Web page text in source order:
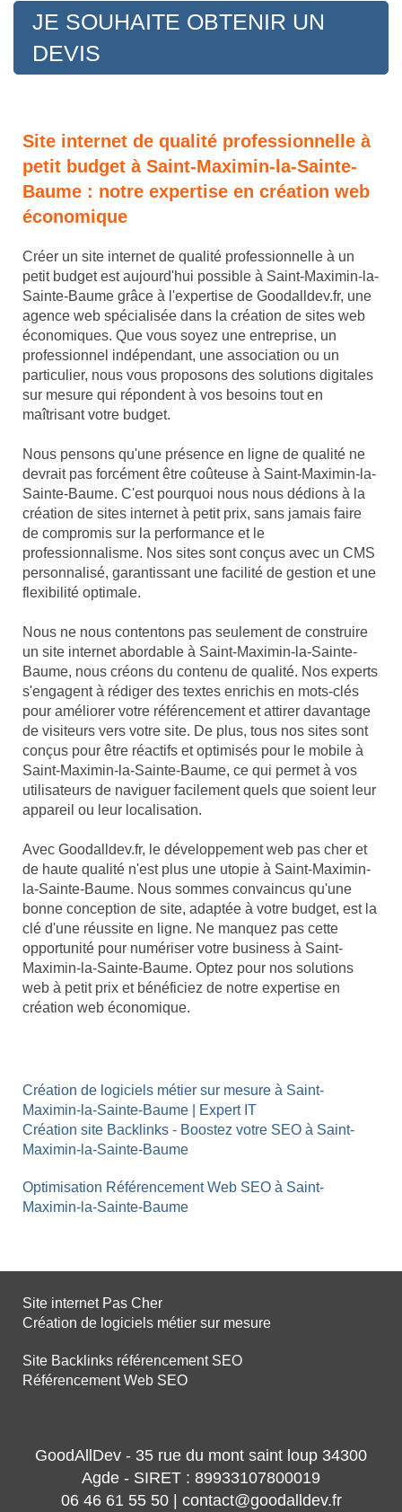
JE SOUHAITE OBTENIR UN
DEVIS
Site internet de qualité professionnelle à
petit budget à Saint-Maximin-la-Sainte-
Baume : notre expertise en création web
économique
Créer un site internet de qualité professionnelle à un
petit budget est aujourd'hui possible à Saint-Maximin-la-
Sainte-Baume grâce à l'expertise de Goodalldev.fr, une
agence web spécialisée dans la création de sites web
économiques. Que vous soyez une entreprise, un
professionnel indépendant, une association ou un
particulier, nous vous proposons des solutions digitales
sur mesure qui répondent à vos besoins tout en
maîtrisant votre budget.
Nous pensons qu'une présence en ligne de qualité ne
devrait pas forcément être coûteuse à Saint-Maximin-la-
Sainte-Baume. C'est pourquoi nous nous dédions à la
création de sites internet à petit prix, sans jamais faire
de compromis sur la performance et le
professionnalisme. Nos sites sont conçus avec un CMS
personnalisé, garantissant une facilité de gestion et une
flexibilité optimale.
Nous ne nous contentons pas seulement de construire
un site internet abordable à Saint-Maximin-la-Sainte-
Baume, nous créons du contenu de qualité. Nos experts
s'engagent à rédiger des textes enrichis en mots-clés
pour améliorer votre référencement et attirer davantage
de visiteurs vers votre site. De plus, tous nos sites sont
conçus pour être réactifs et optimisés pour le mobile à
Saint-Maximin-la-Sainte-Baume, ce qui permet à vos
utilisateurs de naviguer facilement quels que soient leur
appareil ou leur localisation.
Avec Goodalldev.fr, le développement web pas cher et
de haute qualité n'est plus une utopie à Saint-Maximin-
la-Sainte-Baume. Nous sommes convaincus qu'une
bonne conception de site, adaptée à votre budget, est la
clé d'une réussite en ligne. Ne manquez pas cette
opportunité pour numériser votre business à Saint-
Maximin-la-Sainte-Baume. Optez pour nos solutions
web à petit prix et bénéficiez de notre expertise en
création web économique.
Création de logiciels métier sur mesure à Saint-
Maximin-la-Sainte-Baume | Expert IT
Création site Backlinks - Boostez votre SEO à Saint-
Maximin-la-Sainte-Baume
Optimisation Référencement Web SEO à Saint-
Maximin-la-Sainte-Baume
Site internet Pas Cher
Création de logiciels métier sur mesure
Site Backlinks référencement SEO
Référencement Web SEO
GoodAllDev - 35 rue du mont saint loup 34300
Agde - SIRET : 89933107800019
06 46 61 55 50 | contact@goodalldev.fr